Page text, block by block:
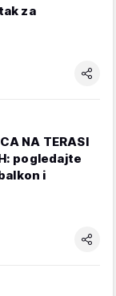
za
NA TERASI
pogledajte
i